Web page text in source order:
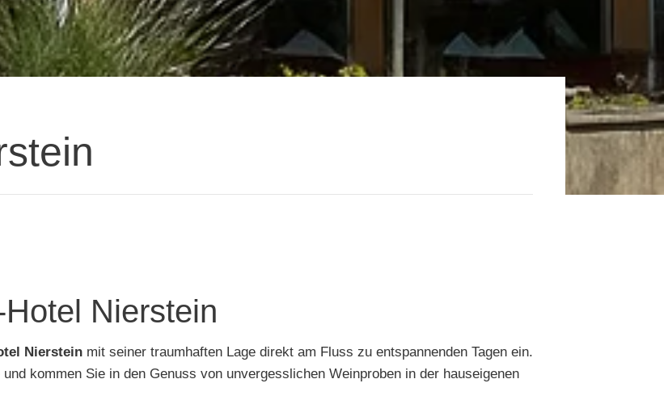
Nierstein
Nierstein mit seiner traumhaften Lage direkt am Fluss zu entspannenden Tagen ein.
kommen Sie in den Genuss von unvergesslichen Weinproben in der hauseigenen